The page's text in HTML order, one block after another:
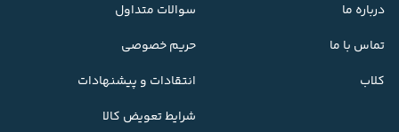
درباره ما
تماس با ما
کلاب
سوالات متداول
حریم خصوصی
انتقادات و پیشنهادات
شرایط تعویض کالا